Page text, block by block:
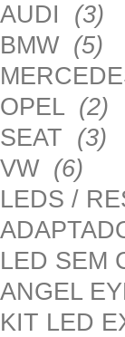
AUDI (3)
BMW (5)
OPEL (2)
SEAT (3)
VW (6)
LEDS /
LED SEM
ANGEL
KIT LED